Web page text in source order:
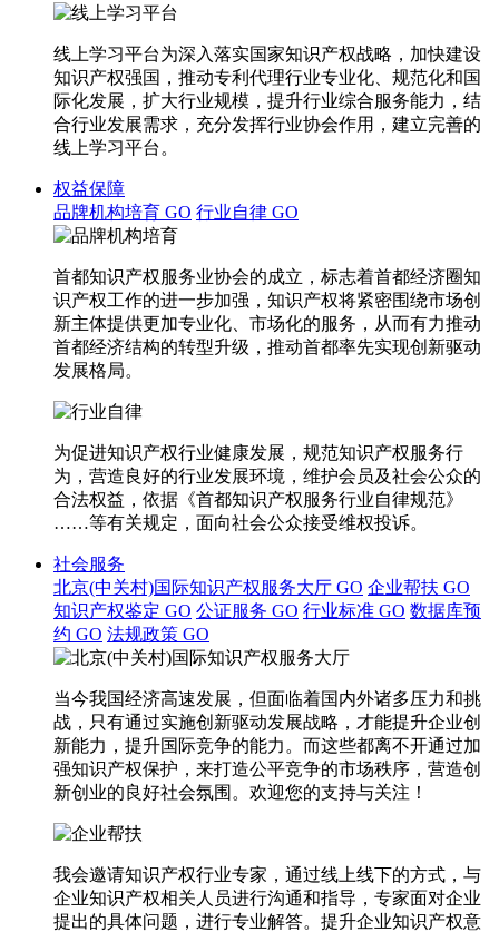
线上学习平台为深入落实国家知识产权战略，加快建设
知识产权强国，推动专利代理行业专业化、规范化和国
际化发展，扩大行业规模，提升行业综合服务能力，结
合行业发展需求，充分发挥行业协会作用，建立完善的
线上学习平台。
权益保障
品牌机构培育 GO 行业自律 GO
首都知识产权服务业协会的成立，标志着首都经济圈知
识产权工作的进一步加强，知识产权将紧密围绕市场创
新主体提供更加专业化、市场化的服务，从而有力推动
首都经济结构的转型升级，推动首都率先实现创新驱动
发展格局。
为促进知识产权行业健康发展，规范知识产权服务行
为，营造良好的行业发展环境，维护会员及社会公众的
合法权益，依据《首都知识产权服务行业自律规范》
……等有关规定，面向社会公众接受维权投诉。
社会服务
北京(中关村)国际知识产权服务大厅 GO 企业帮扶 GO
知识产权鉴定 GO 公证服务 GO 行业标准 GO 数据库预
约 GO 法规政策 GO
当今我国经济高速发展，但面临着国内外诸多压力和挑
战，只有通过实施创新驱动发展战略，才能提升企业创
新能力，提升国际竞争的能力。而这些都离不开通过加
强知识产权保护，来打造公平竞争的市场秩序，营造创
新创业的良好社会氛围。欢迎您的支持与关注！
我会邀请知识产权行业专家，通过线上线下的方式，与
企业知识产权相关人员进行沟通和指导，专家面对企业
提出的具体问题，进行专业解答。提升企业知识产权意